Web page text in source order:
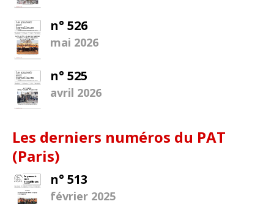
n° 526
mai 2026
n° 525
avril 2026
Les derniers numéros du PAT
(Paris)
n° 513
février 2025